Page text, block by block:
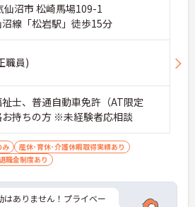
仙沼市 松崎馬場109-1
沼線「松岩駅」徒歩15分
職員)
士、普通自動車免許（AT限定
持ちの方 ※未経験者応相談
み
産休･育休･介護休暇取得実績あり
職金制度あり
はありません！プライベー